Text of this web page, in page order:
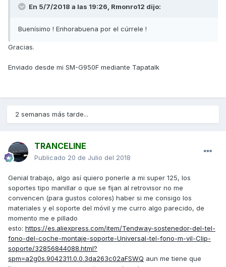
En 5/7/2018 a las 19:26, Rmonro12 dijo:
Buenísimo ! Enhorabuena por el cúrrele !
Gracias.
Enviado desde mi SM-G950F mediante Tapatalk
2 semanas más tarde...
TRANCELINE
Publicado 20 de Julio del 2018
Genial trabajo, algo así quiero ponerle a mi super 125, los
soportes tipo manillar o que se fijan al retrovisor no me
convencen (para gustos colores) haber si me consigo los
materiales y el soporte del móvil y me curro algo parecido, de
momento me e pillado
esto: https://es.aliexpress.com/item/Tendway-sostenedor-del-tel-
fono-del-coche-montaje-soporte-Universal-tel-fono-m-vil-Clip-
soporte/32856844088.html?
spm=a2g0s.9042311.0.0.3da263c02aFSWQ aun me tiene que